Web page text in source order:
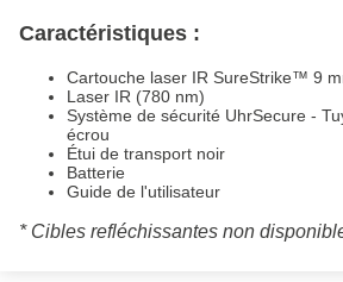
Caractéristiques :
Cartouche laser IR SureStrike™ 9
Laser IR (780 nm)
Système de sécurité UhrSecure -
écrou
Étui de transport noir
Batterie
Guide de l'utilisateur
* Cibles refléchissantes non